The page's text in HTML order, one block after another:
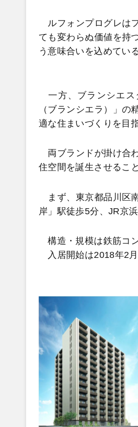
ルフォンプログレは
ても変わらぬ価値を持
う意味合いを込めている
一方、ブランシエス
（ブランシエラ）」
適な住まいづくりを目
両ブランドが掛け合
住空間を誕生させるこ
まず、東京都品川区
岸」駅徒歩5分、JR京
構造・規模は鉄筋コ
入居開始は2018年2月